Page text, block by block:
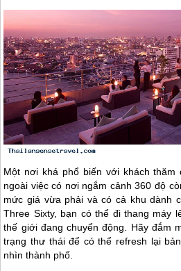
Một nơi khá phổ biến với khách thăm
ngoài việc có nơi ngắm cảnh 360 độ
mức giá vừa phải và có cả khu dành
Three Sixty, bạn có thể đi thang máy
thế giới đang chuyển động. Hãy đắm
trạng thư thái để có thể refresh lại
nhìn thành phố.